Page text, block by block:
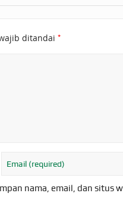
ditandai *
nama, email, dan situs